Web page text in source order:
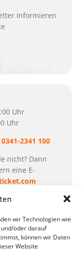
wir Technologien wie
oder darauf
können wir Daten
Website
informieren
Uhr
Uhr
0341-2341 100
nicht? Dann
eine E-
im Sommer:
07.08.2026